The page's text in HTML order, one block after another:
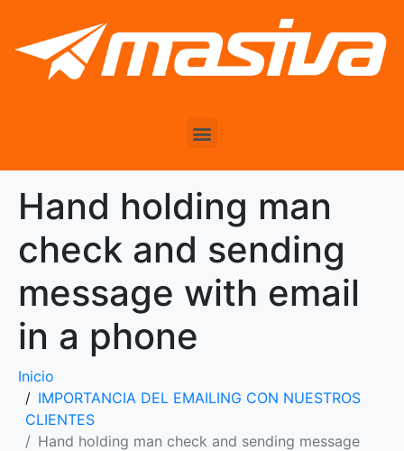
Hand holding man
check and sending
message with email
in a phone
Inicio
IMPORTANCIA DEL EMAILING CON NUESTROS
CLIENTES
Hand holding man check and sending message